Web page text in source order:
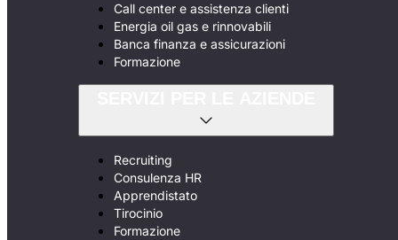
Call center e assistenza clienti
Energia oil gas e rinnovabili
Banca finanza e assicurazioni
Formazione
Recruiting
Consulenza HR
Apprendistato
Tirocinio
Formazione